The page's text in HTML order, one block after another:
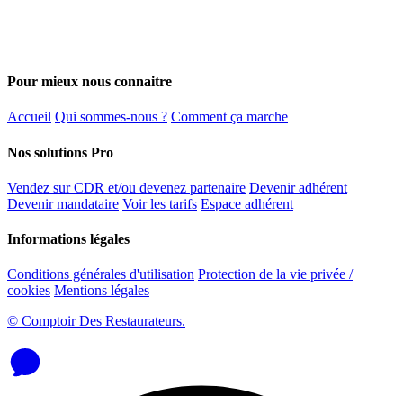
Pour mieux nous connaitre
Accueil Qui sommes-nous ? Comment ça marche
Nos solutions Pro
Vendez sur CDR et/ou devenez partenaire Devenir adhérent
Devenir mandataire Voir les tarifs Espace adhérent
Informations légales
Conditions générales d'utilisation Protection de la vie privée /
cookies Mentions légales
© Comptoir Des Restaurateurs.